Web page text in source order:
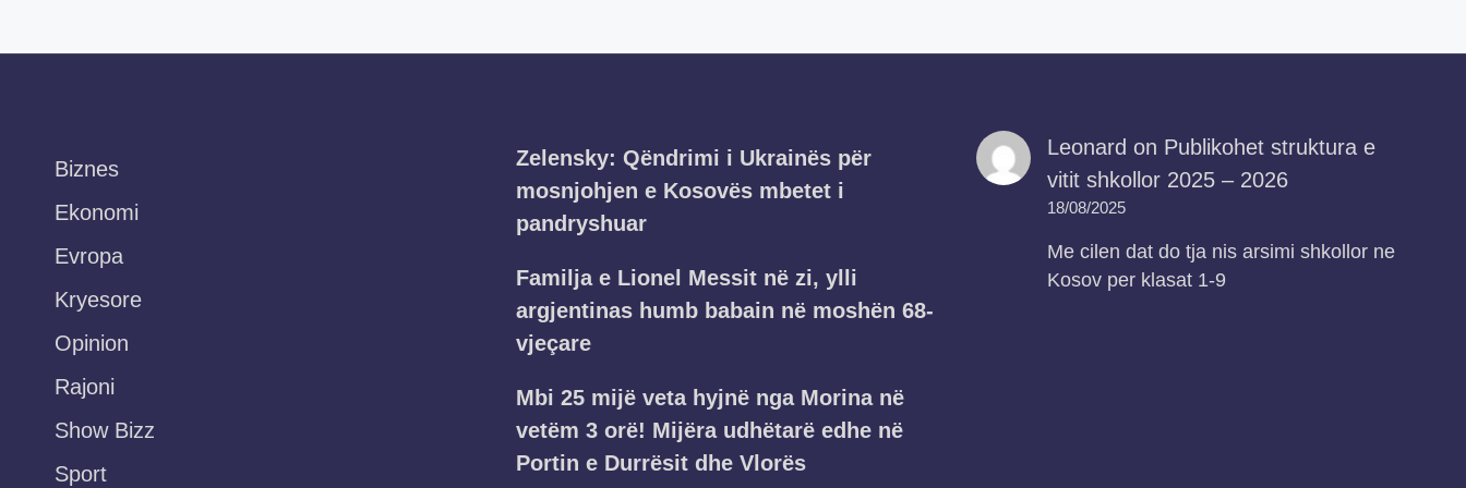
Biznes
Ekonomi
Evropa
Kryesore
Opinion
Rajoni
Show Bizz
Sport
Zelensky: Qëndrimi i Ukrainës për
mosnjohjen e Kosovës mbetet i
pandryshuar
Familja e Lionel Messit në zi, ylli
argjentinas humb babain në moshën 68-
vjeçare
Mbi 25 mijë veta hyjnë nga Morina në
vetëm 3 orë! Mijëra udhëtarë edhe në
Portin e Durrësit dhe Vlorës
Leonard on Publikohet struktura e
vitit shkollor 2025 – 2026
18/08/2025
Me cilen dat do tja nis arsimi shkollor ne
Kosov per klasat 1-9